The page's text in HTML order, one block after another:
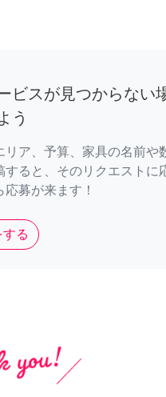
ビスが見つからない
う
リア、予算、家具の名前や
すると、そのリクエストに
募が来ます！
する